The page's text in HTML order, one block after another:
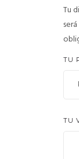
Tu
TU
TU